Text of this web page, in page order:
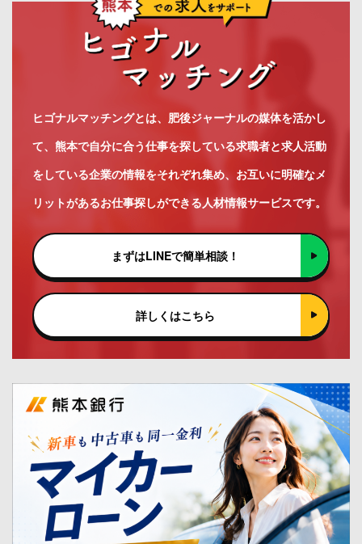
ヒゴナルマッチングとは、肥後ジャーナルの媒体を活かし
て、熊本で自分に合う仕事を探している求職者と求人活動
をしている企業の情報をそれぞれ集め、お互いに明確なメ
リットがあるお仕事探しができる人材情報サービスです。
まずはLINEで簡単相談！
詳しくはこちら